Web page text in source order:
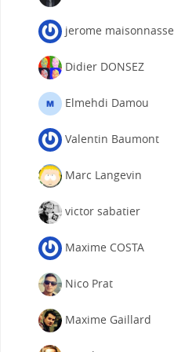
jerome maisonnasse
Didier DONSEZ
Elmehdi Damou
Valentin Baumont
Marc Langevin
victor sabatier
Maxime COSTA
Nico Prat
Maxime Gaillard